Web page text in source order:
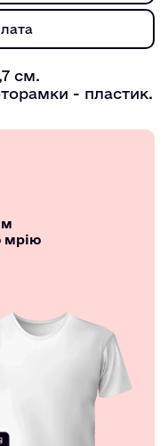
см.
- пластик.
мрію